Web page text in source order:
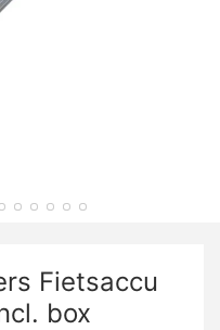
Fietsaccu
box